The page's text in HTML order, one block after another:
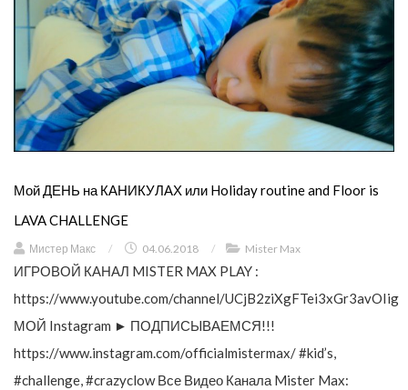
Мой ДЕНЬ на КАНИКУЛАХ или Holiday routine and Floor is
LAVA CHALLENGE
Мистер Макс / 04.06.2018 / Mister Max
ИГРОВОЙ КАНАЛ MISTER MAX PLAY :
https://www.youtube.com/channel/UCjB2ziXgFTei3xGr3avOIig
МОЙ Instagram ► ПОДПИСЫВАЕМСЯ!!!
https://www.instagram.com/officialmistermax/ #kid’s,
#challenge, #crazyclow Все Видео Канала Mister Max: